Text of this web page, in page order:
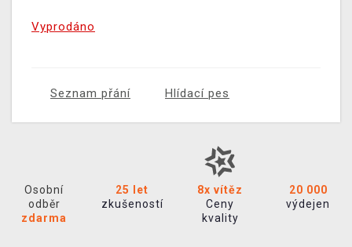
Vyprodáno
Seznam přání Hlídací pes
Osobní
odběr
zdarma
25 let
zkušeností
8x vítěz
Ceny
kvality
20 000
výdejen